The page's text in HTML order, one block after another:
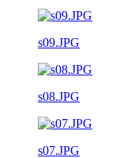
s09.JPG
s08.JPG
s07.JPG